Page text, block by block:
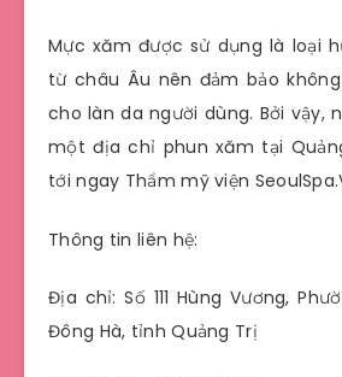
Mực xăm được sử dụng là loại
từ châu Âu nên đảm bảo
cho làn da người dùng. Bởi vậy,
một địa chỉ phun xăm tại
tới ngay Thẩm mỹ viện
Thông tin liên hệ:
Địa chỉ: Số 111 Hùng Vương,
Đông Hà, tỉnh Quảng Trị